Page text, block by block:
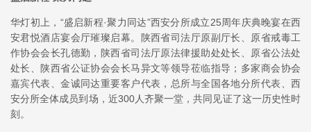
华灯初上，“盛启新程·聚力同达”西安分所成立25周年庆典晚宴在西
安君悦酒店宴会厅璀璨启幕。陕西省司法厅原副厅长、原省戒毒工
作协会会长孔德勤，陕西省司法厅原法律援助处处长、原省公法处
处长、陕西省公证协会会长马异文等领导莅临指导；多家商会协会
嘉宾代表、金诚同达重要客户代表，总所与全国各地分所代表、西
安分所全体成员到场，近300人齐聚一堂，共同见证了这一历史性时
刻。